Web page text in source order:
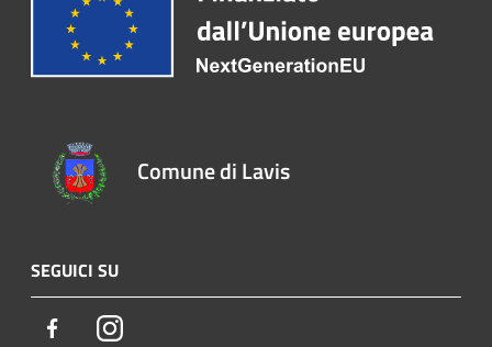
Comune di Lavis
SEGUICI SU
FacebookInstagram